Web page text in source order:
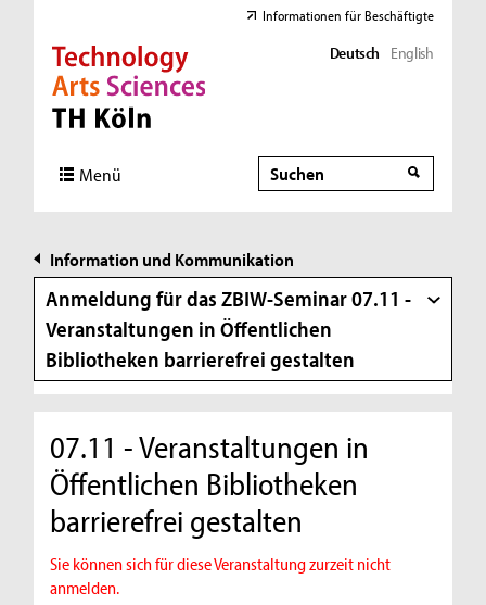
Direkt zur Hauptnavigation
Direkt zur Subnavigation
Direkt zum Inhalt
Direkt zum Fußbereich
Informationen für Beschäftigte
Deutsch English
Menü Suche
Suche
Information und Kommunikation
Anmeldung für das ZBIW-Seminar 07.11 -
Veranstaltungen in Öffentlichen
Bibliotheken barrierefrei gestalten
07.11 - Veranstaltungen in
Öffentlichen Bibliotheken
barrierefrei gestalten
Sie können sich für diese Veranstaltung zurzeit nicht
anmelden.